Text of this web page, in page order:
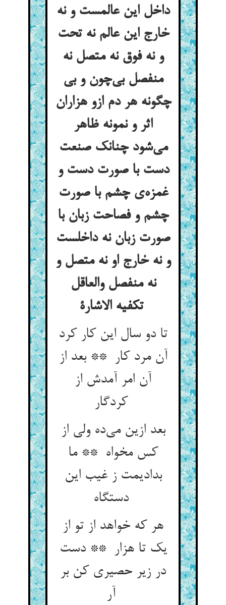
داخل این عالمست و نه
خارج این عالم نه تحت
و نه فوق نه متصل نه
منفصل بی‌چون و بی
چگونه هر دم ازو هزاران
اثر و نمونه ظاهر
می‌شود چنانک صنعت
دست با صورت دست و
غمزه‌ی چشم با صورت
چشم و فصاحت زبان با
صورت زبان نه داخلست
و نه خارج او نه متصل و
نه منفصل والعاقل
تکفیه الاشارة
تا دو سال این کار کرد
آن مرد کار ** بعد از
آن امر آمدش از
بعد ازین می‌ده ولی از
کس مخواه ** ما
بدادیمت ز غیب این
دستگاه
هر که خواهد از تو از
یک تا هزار ** دست
در زیر حصیری کن بر